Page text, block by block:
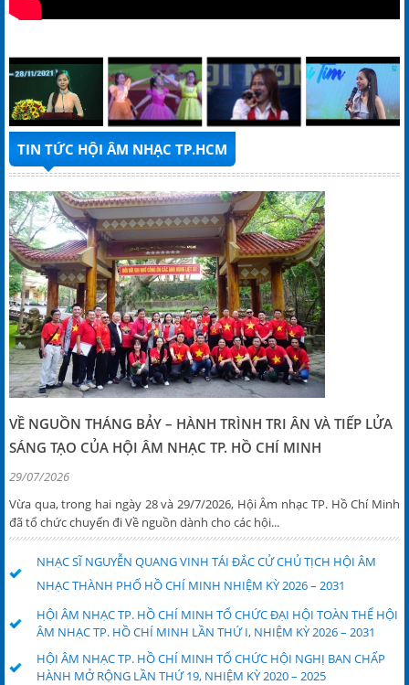
TIN TỨC HỘI ÂM NHẠC TP.HCM
VỀ NGUỒN THÁNG BẢY – HÀNH TRÌNH TRI ÂN VÀ TIẾP LỬA
SÁNG TẠO CỦA HỘI ÂM NHẠC TP. HỒ CHÍ MINH
29/07/2026
Vừa qua, trong hai ngày 28 và 29/7/2026, Hội Âm nhạc TP. Hồ Chí Minh
đã tổ chức chuyến đi Về nguồn dành cho các hội...
NHẠC SĨ NGUYỄN QUANG VINH TÁI ĐẮC CỬ CHỦ TỊCH HỘI ÂM
NHẠC THÀNH PHỐ HỒ CHÍ MINH NHIỆM KỲ 2026 – 2031
HỘI ÂM NHẠC TP. HỒ CHÍ MINH TỔ CHỨC ĐẠI HỘI TOÀN THỂ HỘI
ÂM NHẠC TP. HỒ CHÍ MINH LẦN THỨ I, NHIỆM KỲ 2026 – 2031
HỘI ÂM NHẠC TP. HỒ CHÍ MINH TỔ CHỨC HỘI NGHỊ BAN CHẤP
HÀNH MỞ RỘNG LẦN THỨ 19, NHIỆM KỲ 2020 – 2025